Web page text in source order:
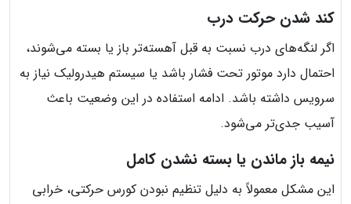
کند شدن حرکت درب
اگر لنگه‌های درب نسبت به قبل آهسته‌تر باز یا بسته می‌شوند،
احتمال دارد موتور تحت فشار باشد یا سیستم هیدرولیک نیاز به
سرویس داشته باشد. ادامه استفاده در این وضعیت باعث
آسیب جدی‌تر می‌شود.
نیمه باز ماندن یا بسته نشدن کامل
این مشکل معمولاً به دلیل تنظیم نبودن کورس حرکتی، خرابی